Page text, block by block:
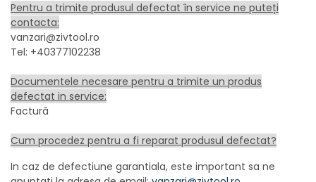
Pentru a trimite produsul defectat în service ne puteți
contacta:
vanzari@zivtool.ro
Tel: +40377102238
Documentele necesare pentru a trimite un produs
defectat in service:
Factură
Cum procedez pentru a fi reparat produsul defectat?
In caz de defectiune garantiala, este important sa ne